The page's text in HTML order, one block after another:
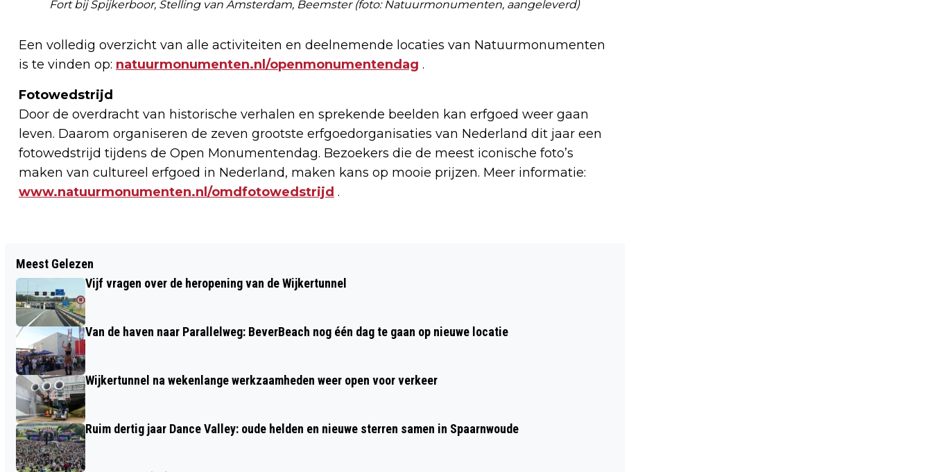
Fort bij Spijkerboor, Stelling van Amsterdam, Beemster (foto: Natuurmonumenten, aangeleverd)
Een volledig overzicht van alle activiteiten en deelnemende locaties van Natuurmonumenten
is te vinden op: natuurmonumenten.nl/openmonumentendag .
Fotowedstrijd
Door de overdracht van historische verhalen en sprekende beelden kan erfgoed weer gaan
leven. Daarom organiseren de zeven grootste erfgoedorganisaties van Nederland dit jaar een
fotowedstrijd tijdens de Open Monumentendag. Bezoekers die de meest iconische foto’s
maken van cultureel erfgoed in Nederland, maken kans op mooie prijzen. Meer informatie:
www.natuurmonumenten.nl/omdfotowedstrijd .
NIEUW SEIZOEN BOSW8ER IN DE KLAS
VAN START!
DE VISSERHALLEN
Meest Gelezen
Vijf vragen over de heropening van de Wijkertunnel
Van de haven naar Parallelweg: BeverBeach nog één dag te gaan op nieuwe locatie
Wijkertunnel na wekenlange werkzaamheden weer open voor verkeer
Ruim dertig jaar Dance Valley: oude helden en nieuwe sterren samen in Spaarnwoude